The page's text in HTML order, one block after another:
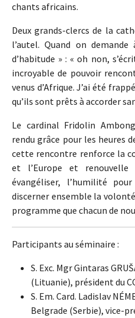
chants africains.
Deux grands-clercs de la
l’autel. Quand on
d’habitude » : « oh non,
incroyable de pouvoir
venus d’Afrique. J’ai été
qu’ils sont prêts à accorder
Le cardinal Fridolin
rendu grâce pour les heures
cette rencontre renforce la
et l’Europe et
évangéliser, l’humilité
discerner ensemble la
programme que chacun de
Participants au séminaire :
S. Exc. Mgr Gintaras
(Lituanie), président du
S. Em. Card. Ladislav
Belgrade (Serbie), vice-